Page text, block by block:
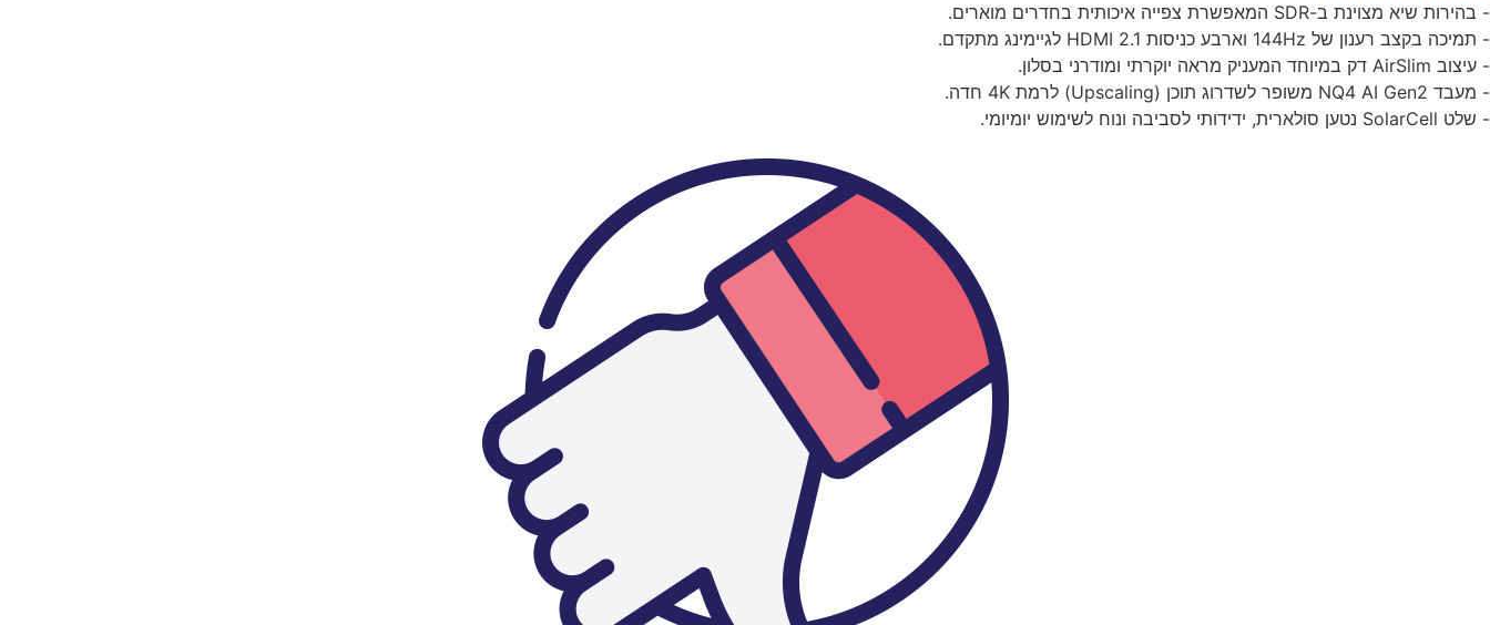
- בהירות שיא מצוינת ב-SDR המאפשרת צפייה איכותית בחדרים מוארים.
- תמיכה בקצב רענון של 144Hz וארבע כניסות HDMI 2.1 לגיימינג מתקדם.
- עיצוב AirSlim דק במיוחד המעניק מראה יוקרתי ומודרני בסלון.
- מעבד NQ4 AI Gen2 משופר לשדרוג תוכן (Upscaling) לרמת 4K חדה.
- שלט SolarCell נטען סולארית, ידידותי לסביבה ונוח לשימוש יומיומי.